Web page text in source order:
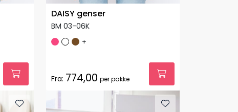
DAISY genser
BM 03-06K
+
Fra: 774,00 per pakke